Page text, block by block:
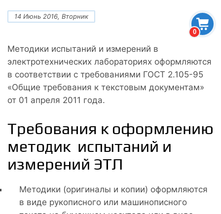
0
14 Июнь 2016, Вторник
Методики испытаний и измерений в
электротехнических лабораториях оформляются
в соответствии с требованиями ГОСТ 2.105-95
«Общие требования к текстовым документам»
от 01 апреля 2011 года.
Требования к оформлению
методик испытаний и
измерений ЭТЛ
Методики (оригиналы и копии) оформляются
в виде рукописного или машинописного